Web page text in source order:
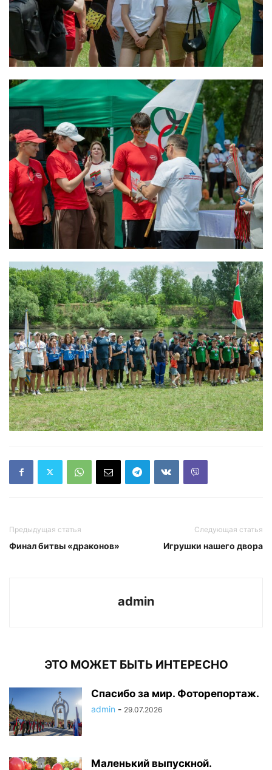
Предыдущая статья
Финал битвы «драконов»
Следующая статья
Игрушки нашего двора
admin
ЭТО МОЖЕТ БЫТЬ ИНТЕРЕСНО
Спасибо за мир. Фоторепортаж.
admin - 29.07.2026
Маленький выпускной.